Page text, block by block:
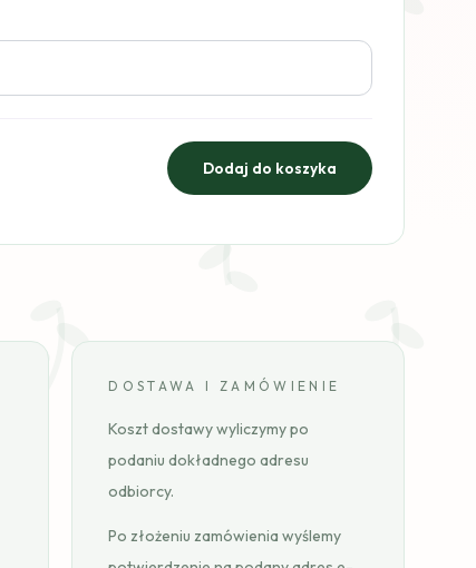
DOSTAWA I ZAMÓWIENIE
Koszt dostawy wyliczymy po
podaniu dokładnego adresu
odbiorcy.
Po złożeniu zamówienia wyślemy